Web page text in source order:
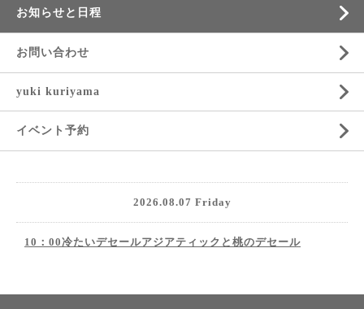
お知らせと日程
お問い合わせ
yuki kuriyama
イベント予約
2026.08.07 Friday
10：00冷たいデセールアジアティックと桃のデセール